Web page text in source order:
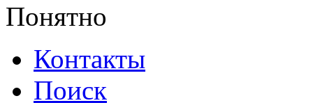
Понятно
Контакты
Поиск